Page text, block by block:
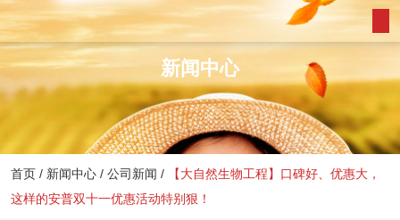
新闻中心
首页 / 新闻中心 / 公司新闻 /
【大自然生物工程】口碑好、优惠大，
这样的安普双十一优惠活动特别狠！